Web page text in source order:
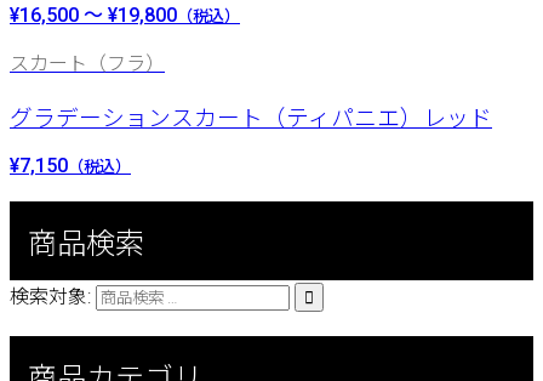
¥16,500 ～ ¥19,800 （税込）
スカート（フラ）
グラデーションスカート（ティパニエ）レッド
¥7,150 （税込）
商品検索
検索対象: 